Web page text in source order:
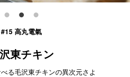
#15 高丸電氣
東チキン
る毛沢東チキンの異次元さよ